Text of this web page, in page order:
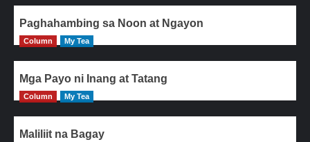
Paghahambing sa Noon at Ngayon
Column My Tea
Mga Payo ni Inang at Tatang
Column My Tea
Maliliit na Bagay